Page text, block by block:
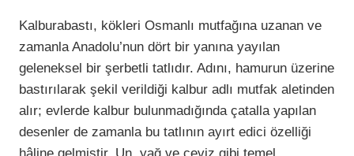
Kalburabastı, kökleri Osmanlı mutfağına uzanan ve
zamanla Anadolu’nun dört bir yanına yayılan
geleneksel bir şerbetli tatlıdır. Adını, hamurun üzerine
bastırılarak şekil verildiği kalbur adlı mutfak aletinden
alır; evlerde kalbur bulunmadığında çatalla yapılan
desenler de zamanla bu tatlının ayırt edici özelliği
hâline gelmiştir. Un, yağ ve ceviz gibi temel